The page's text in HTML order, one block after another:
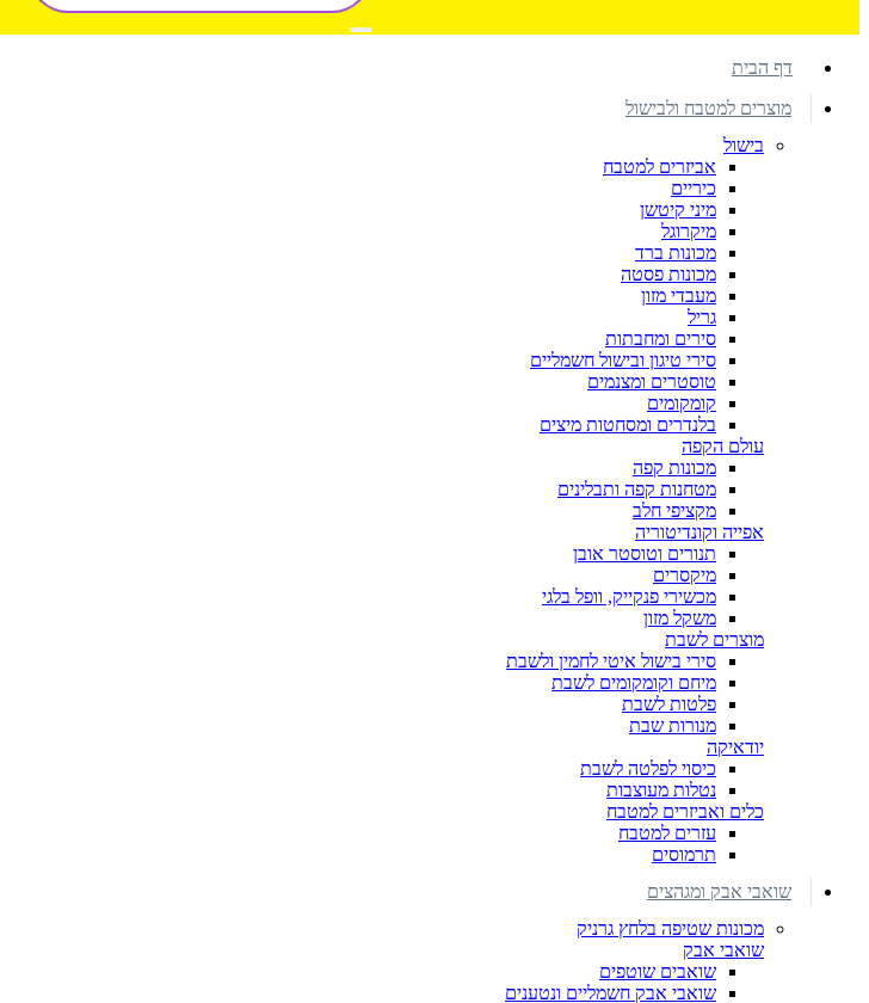
דף הבית
מוצרים למטבח ולבישול
בישול
אביזרים למטבח
כיריים
מיני קיטשן
מיקרוגל
מכונות ברד
מכונות פסטה
מעבדי מזון
גריל
סירים ומחבתות
סירי טיגון ובישול חשמליים
טוסטרים ומצנמים
קומקומים
בלנדרים ומסחטות מיצים
עולם הקפה
מכונות קפה
מטחנות קפה ותבלינים
מקציפי חלב
אפייה וקונדיטוריה
תנורים וטוסטר אובן
מיקסרים
מכשירי פנקייק, וופל בלגי
משקל מזון
מוצרים לשבת
סירי בישול איטי לחמין ולשבת
מיחם וקומקומים לשבת
פלטות לשבת
מנורות שבת
יודאיקה
כיסוי לפלטה לשבת
נטלות מעוצבות
כלים ואביזרים למטבח
עזרים למטבח
תרמוסים
שואבי אבק ומגהצים
מכונות שטיפה בלחץ גרניק
שואבי אבק
שואבים שוטפים
שואבי אבק חשמליים ונטענים